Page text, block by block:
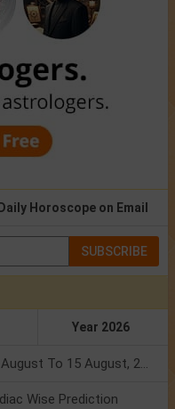
Daily Horoscope on Email
SUBSCRIBE
Year 2026
Numerology Weekly Horoscope: 9 August To 15 August, 2026
Wise Prediction